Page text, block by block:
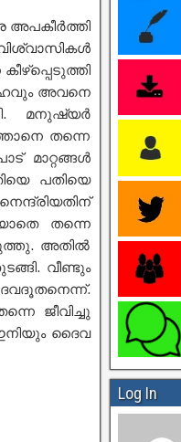
അപകീർത്തി
അവനെ
മനുഷ്യർ
തന്നെ
മാറ്റങ്ങൾ
പതിയെ
തന്നെ
അതിൽ
വീണ്ടും
ജീവിച്ചു
ദൈവ
Log In